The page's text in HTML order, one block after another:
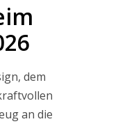
dem
an die